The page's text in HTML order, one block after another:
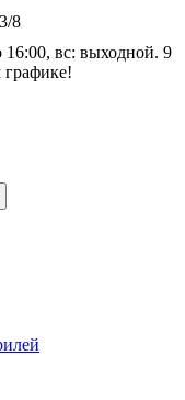
8
16:00, вс: выходной. 9